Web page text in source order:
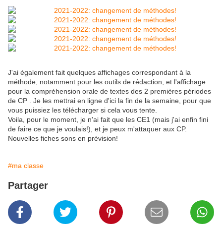
J'ai également fait quelques affichages correspondant à la
méthode, notamment pour les outils de rédaction, et l'affichage
pour la compréhension orale de textes des 2 premières périodes
de CP . Je les mettrai en ligne d'ici la fin de la semaine, pour que
vous puissiez les télécharger si cela vous tente.
Voila, pour le moment, je n'ai fait que les CE1 (mais j'ai enfin fini
de faire ce que je voulais!), et je peux m'attaquer aux CP.
Nouvelles fiches sons en prévision!
#ma classe
Partager